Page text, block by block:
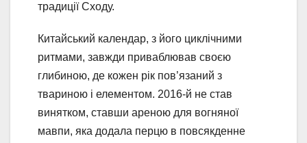
традиції Сходу.
Китайський календар, з його циклічними
ритмами, завжди приваблював своєю
глибиною, де кожен рік пов’язаний з
твариною і елементом. 2016-й не став
винятком, ставши ареною для вогняної
мавпи, яка додала перцю в повсякденне